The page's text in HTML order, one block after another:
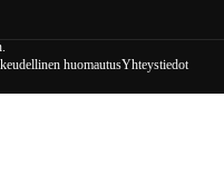
huomautusYhteystiedot